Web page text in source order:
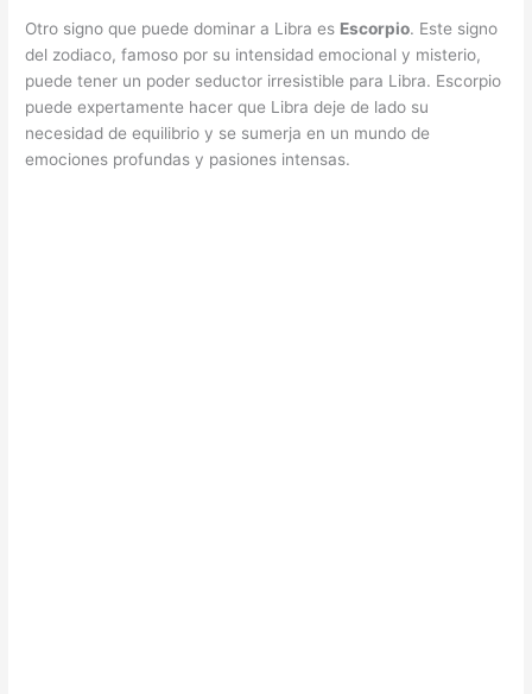
Otro signo que puede dominar a Libra es Escorpio. Este signo
del zodiaco, famoso por su intensidad emocional y misterio,
puede tener un poder seductor irresistible para Libra. Escorpio
puede expertamente hacer que Libra deje de lado su
necesidad de equilibrio y se sumerja en un mundo de
emociones profundas y pasiones intensas.